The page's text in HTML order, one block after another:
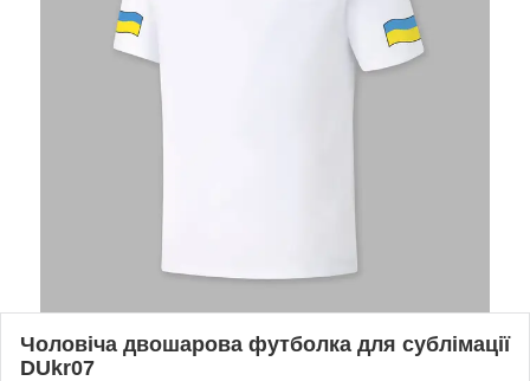
Чоловіча двошарова футболка для сублімації
DUkr07